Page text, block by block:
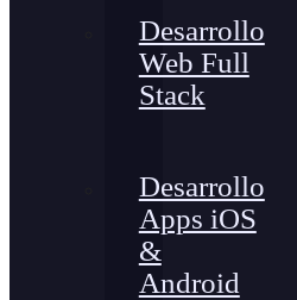
Desarrollo
Web Full
Stack
Desarrollo
Apps iOS
&
Android